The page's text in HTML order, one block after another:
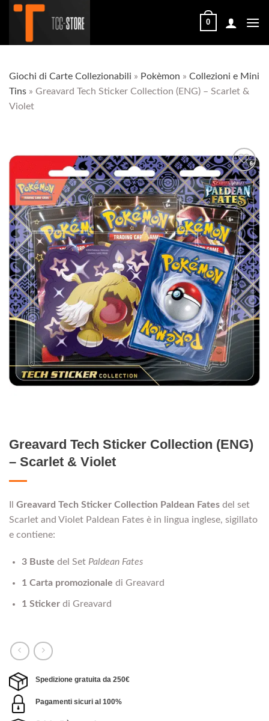
Salta
0
Giochi di Carte Collezionabili » Pokèmon » Collezioni e Mini
Tins » Greavard Tech Sticker Collection (ENG) – Scarlet &
Violet
Aggiungi
alla lista
dei
desideri
Greavard Tech Sticker Collection (ENG)
– Scarlet & Violet
Il Greavard Tech Sticker Collection Paldean Fates del set
Scarlet and Violet Paldean Fates è in lingua inglese, sigillato
e contiene:
3 Buste del Set Paldean Fates
1 Carta promozionale di Greavard
1 Stickerdi Greavard
Spedizione gratuita da 250€
Pagamenti sicuri al 100%